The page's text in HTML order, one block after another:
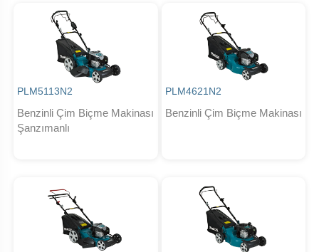
PLM5113N2
Benzinli Çim Biçme Makinası
Şanzımanlı
PLM4621N2
Benzinli Çim Biçme Makinası